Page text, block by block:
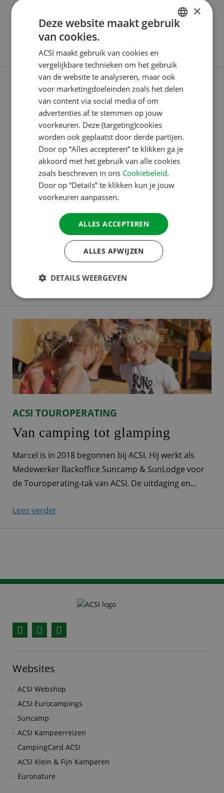
Contact Center (CCC) van ACSI. Hier staat hij klanten
te woord in zijn moedertaal: Frans. Sinds kort is hij
Senior medewerker. Hij vertelt je graag meer over
zijn werkzaamheden. Aangenomen om te praten ‘Ik
heb de hele dag door contact met klanten. Ik
beantwoord vragen over
Lees verder
ACSI TOUROPERATING
Tommy’s talent voor reizen:
professioneel én privé
Tommy is sinds 2017 in dienst bij ACSI. Als
Productmanager Kampeerreizen houdt hij zich bezig
met het bedenken, plannen en organiseren van
groepsreizen. Daarbij gaat hij ook geregeld zelf op
reis. Hij vertelt je graag meer over zijn functie. Ieder
jaar op pad ‘Ik werk voor Kampeerreizen, een
onderdeel van onze Touroperating-tak. We
organiseren groepsreizen
Lees verder
ACSI TOUROPERATING
Van camping tot glamping
Marcel is in 2018 begonnen bij ACSI. Hij werkt als
Medewerker Backoffice Suncamp & SunLodge voor
de Touroperating-tak van ACSI. De uitdaging en
campings en de fijne band met collega’s zorgen
Lees verder
Websites
ACSI Webshop
ACSI Eurocampings
Suncamp
ACSI Kampeerreizen
CampingCard ACSI
ACSI Klein & Fijn Kamperen
Euronature
FRENCH
GERMAN
SPANISH
SWEDISH
×
Deze website maakt gebruik
van cookies.
ACSI maakt gebruik van cookies en
vergelijkbare technieken om het gebruik
van de website te analyseren, maar ook
voor marketingdoeleinden zoals het delen
van content via social media of om
advertenties af te stemmen op jouw
voorkeuren. Deze (targeting)cookies
worden ook geplaatst door derde partijen.
Door op “Alles accepteren” te klikken ga je
akkoord met het gebruik van alle cookies
zoals beschreven in ons Cookiebeleid.
Door op “Details” te klikken kun je jouw
voorkeuren aanpassen.
ALLES ACCEPTEREN
ALLES AFWIJZEN
DETAILS WEERGEVEN